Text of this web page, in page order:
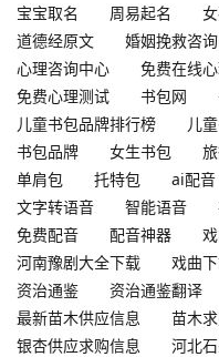
宝宝取名
周易起名
道德经原文
婚姻挽救咨
心理咨询中心
免费在线
免费心理测试
书包网
儿童书包品牌排行榜
儿
书包品牌
女生书包
单肩包
托特包 ai配音
文字转语音
智能语音
免费配音
配音神器
河南豫剧大全下载
戏曲
资治通鉴
资治通鉴翻译
最新苗木供应信息
苗木
银杏供应求购信息
河北